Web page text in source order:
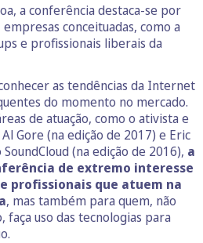
a conferência destaca-se por
conceituadas, como a
e profissionais liberais da
as tendências da Internet
do momento no mercado.
de atuação, como o ativista e
Gore (na edição de 2017) e Eric
(na edição de 2016), a
de extremo interesse
profissionais que atuem na
, mas também para quem, não
uso das tecnologias para